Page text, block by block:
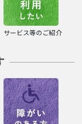
サービス等のご紹介